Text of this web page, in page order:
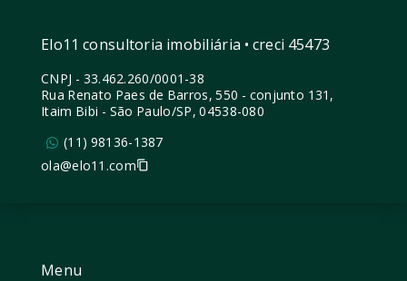
Menu
Elo11 consultoria imobiliária • creci 45473
CNPJ - 33.462.260/0001-38
Rua Renato Paes de Barros, 550 - conjunto 131,
Itaim Bibi - São Paulo/SP, 04538-080
(11) 98136-1387
ola@elo11.com